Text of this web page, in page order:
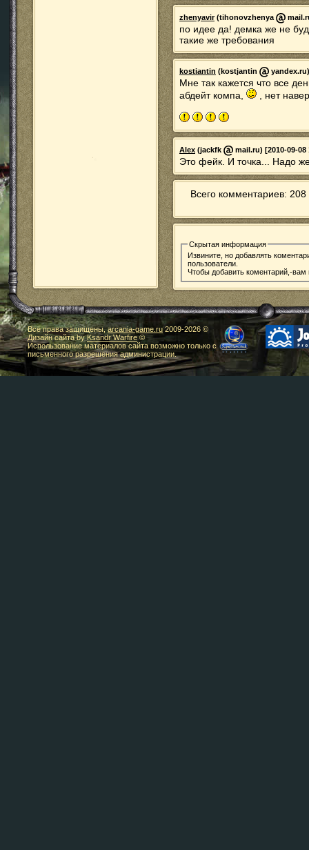
zhenyavir(tihonovzhenya
по идее да! демка же не
такие же требования
kostiantin (kostjantin
Мне так кажется что все
абдейт компа,
, нет
Alex (jackfk mail.ru) [2010-09-08
Это фейк. И точка... Надо
Всего комментариев:
Скрытая информация
Извините, но добавлять
пользователи.
Чтобы добавить коментарий,-
Все права защищены,arcania-game.ru2009-2026 ©
Дизайн сайта byKsandr Warfire©
Использование материалов сайта возможно только с
письменного разрешения администрации.